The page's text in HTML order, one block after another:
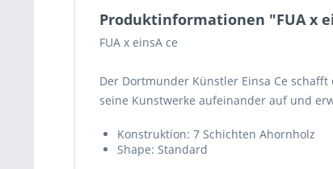
Produktinformationen "FUA x
FUA x einsA ce
Der Dortmunder Künstler Einsa Ce
seine Kunstwerke aufeinander auf und
Konstruktion: 7 Schichten Ahornholz
Shape: Standard